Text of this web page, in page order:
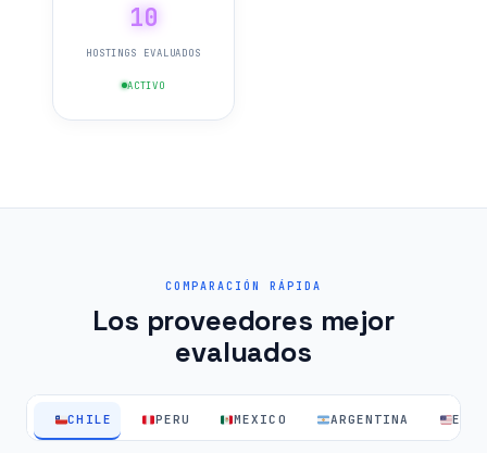
10
HOSTINGS EVALUADOS
ACTIVO
COMPARACIÓN RÁPIDA
Los proveedores mejor
evaluados
CHILE PERU MEXICO ARGENTINA EEUU